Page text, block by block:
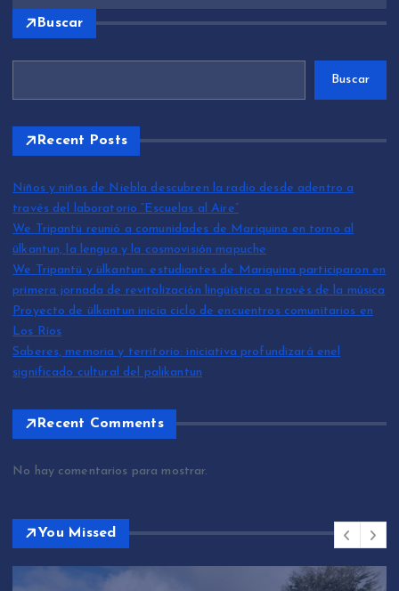
Buscar
Buscar
Recent Posts
Niños y niñas de Niebla descubren la radio desde adentro a
través del laboratorio “Escuelas al Aire”
We Tripantü reunió a comunidades de Mariquina en torno al
ülkantun, la lengua y la cosmovisión mapuche
We Tripantü y ülkantun: estudiantes de Mariquina participaron en
primera jornada de revitalización lingüística a través de la música
Proyecto de ülkantun inicia ciclo de encuentros comunitarios en
Los Ríos
Saberes, memoria y territorio: iniciativa profundizará enel
significado cultural del palikantun
Recent Comments
No hay comentarios para mostrar.
You Missed